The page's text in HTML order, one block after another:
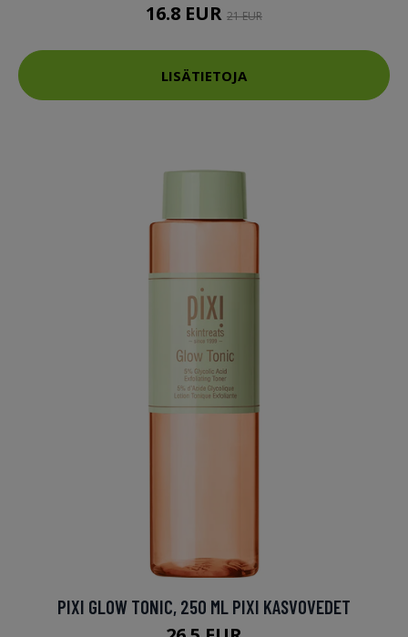
16.8 EUR 21 EUR
LISÄTIETOJA
PIXI GLOW TONIC, 250 ML PIXI KASVOVEDET